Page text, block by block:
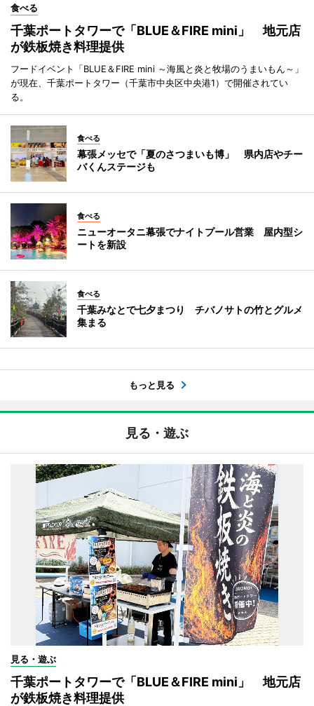
食べる
千葉ポートタワーで「BLUE＆FIRE mini」 地元店
が鉄板焼き料理提供
フードイベント「BLUE＆FIRE mini ～海風と炎と牧場のうまいもん～」
が現在、千葉ポートタワー（千葉市中央区中央港1）で開催されてい
る。
食べる
幕張メッセで「夏のさつまいも博」 県内店やチー
バくんステージも
食べる
ニューオータニ幕張でナイトプール営業 屋内型シ
ートを新設
食べる
千葉みなとで七夕まつり チバノサトの竹とグルメ
集まる
もっと見る
見る・遊ぶ
見る・遊ぶ
千葉ポートタワーで「BLUE＆FIRE mini」 地元店
が鉄板焼き料理提供